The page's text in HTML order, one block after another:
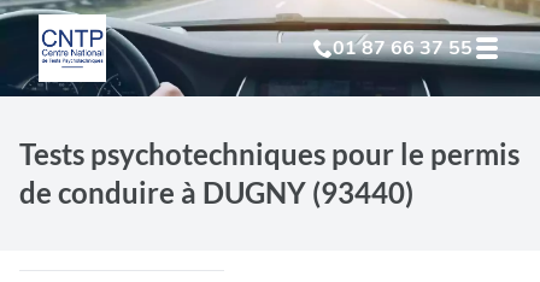
01 87 66 37 55
Test Psychotechniquesuite à annulation
Test Psychotechnique
Tests psychotechniques pour le permis
de conduire à DUGNY (93440)